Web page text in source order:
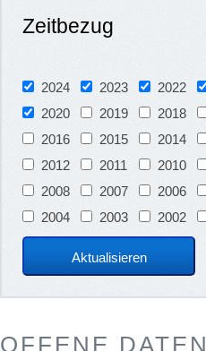
Zeitbezug
2024 2023 2022
2020
2019 2018
2016
2015 2014
2012
2011 2010
2008
2007 2006
2004
2003 2002
OFFENE DATEN